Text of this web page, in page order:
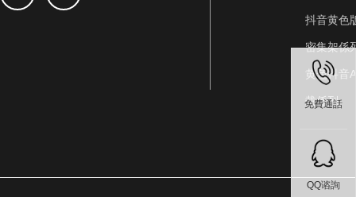
抖音黄色
密集架係
黄色抖音
载係列
免費通話
QQ谘詢